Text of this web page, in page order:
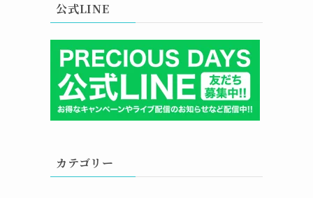
公式LINE
カテゴリー